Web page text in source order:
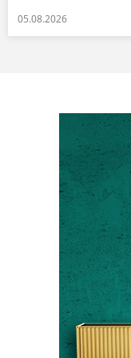
05.08.2026